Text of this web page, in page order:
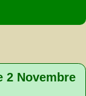
2 Novembre